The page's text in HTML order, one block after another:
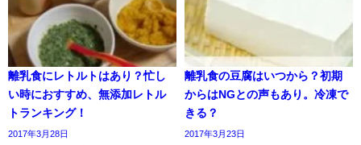
離乳食にレトルトはあり？忙し
い時におすすめ、無添加レトル
トランキング！
2017年3月28日
離乳食の豆腐はいつから？初期
からはNGとの声もあり。冷凍で
きる？
2017年3月23日